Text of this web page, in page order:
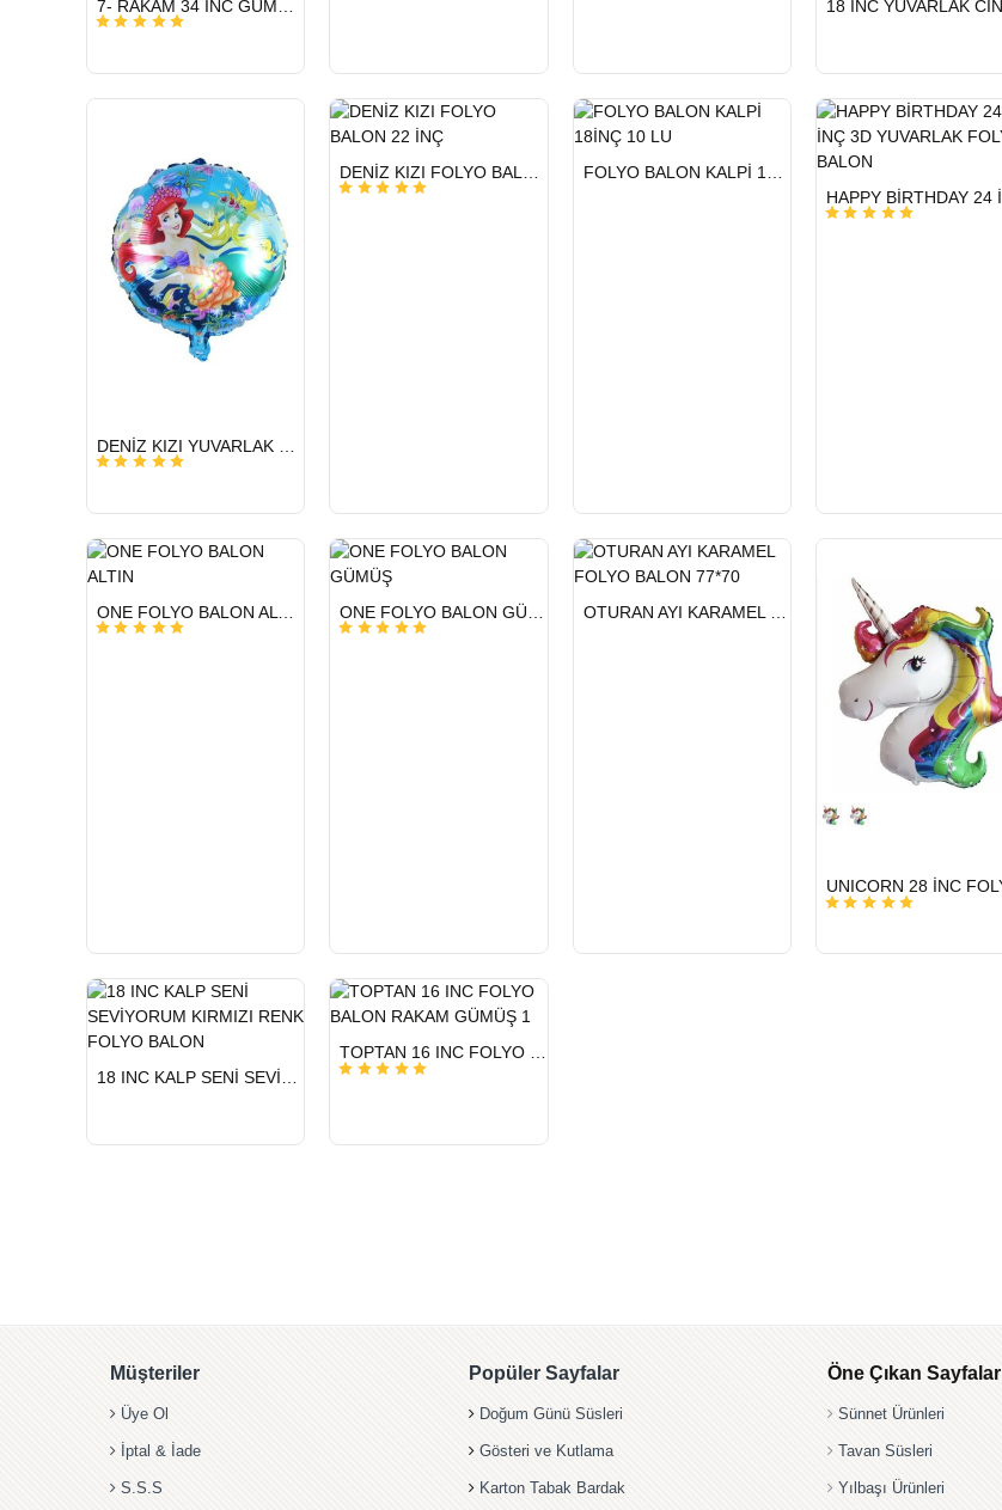
GÖNDERİ
GÖNDERİ
HIZLI
GÖNDERİ
HIZLI
GÖNDERİ
GÖNDERİ
GÖNDERİ
GÖNDERİ
GÖNDERİ
GÖNDERİ
HIZLI
GÖNDERİ
HIZLI
GÖNDERİ
18 INC KALP SENİ SEVİYORUM KIRMIZI RENK FOLYO BALON
HIZLI
GÖNDERİ
TOPTAN 16 INC FOLYO BALON RAKAM GÜMÜŞ 1
Müşteriler
Üye Ol
İptal & İade
S.S.S
Popüler Sayfalar
Doğum Günü Süsleri
Gösteri ve Kutlama
Karton Tabak Bardak
Öne Çıkan Sayfalar
Sünnet Ürünleri
Tavan Süsleri
Yılbaşı Ürünleri